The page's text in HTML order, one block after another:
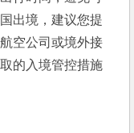
出境，建议您提
空公司或境外接
的入境管控措施